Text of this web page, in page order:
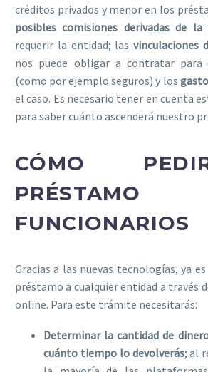
créditos privados y menor en los
posibles comisiones derivadas de la
requerir la entidad; las vinculaciones
nos puede obligar a contratar
(como por ejemplo seguros) y los
el caso. Es necesario tener en cuenta
para saber cuánto ascenderá nuestro
CÓMO
FUNCIONARIOS
Gracias a las nuevas tecnologías, ya
préstamo a cualquier entidad a través
online. Para este trámite necesitarás:
Determinar la cantidadde
cuánto tiempo lo devolverás; al